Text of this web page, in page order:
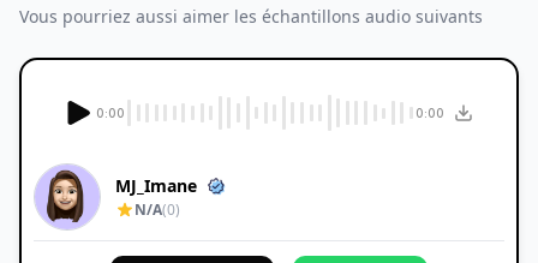
Vous pourriez aussi aimer les échantillons audio suivants
0:00 0:00
MJ_Imane
N/A(0)